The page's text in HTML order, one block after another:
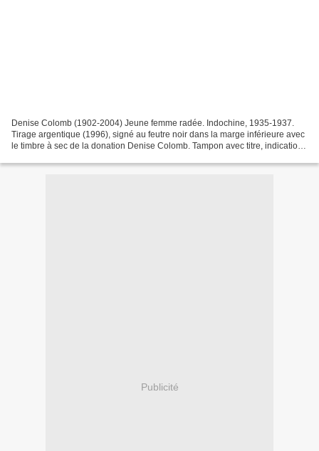
Denise Colomb (1902-2004) Jeune femme radée. Indochine, 1935-1937.
Tirage argentique (1996), signé au feutre noir dans la marge inférieure avec
le timbre à sec de la donation Denise Colomb. Tampon avec titre, indications
Publicité